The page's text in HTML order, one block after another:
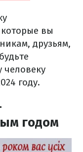
вы
друзьям,
человеку
году.
годом